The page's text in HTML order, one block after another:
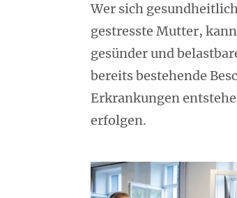
Wer sich
gestresste Mutter,
gesünder und
bereits bestehende
Erkrankungen
erfolgen.